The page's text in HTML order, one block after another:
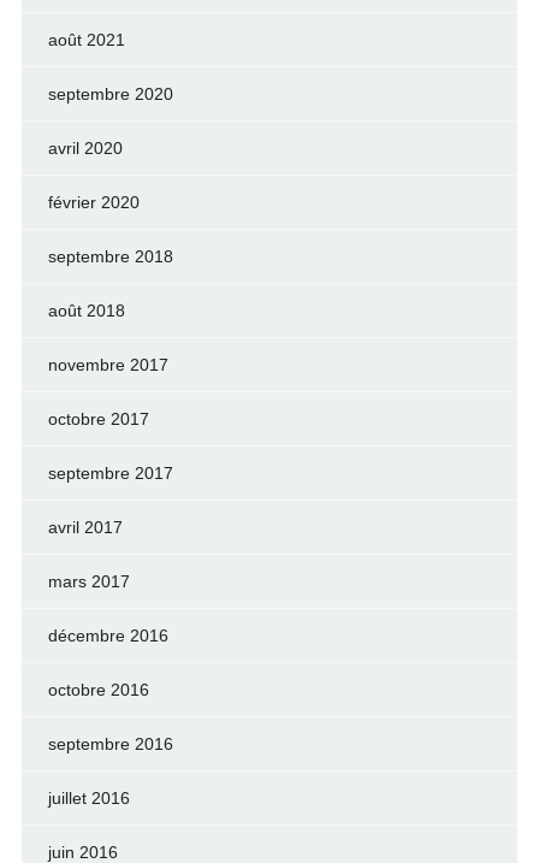
août 2021
septembre 2020
avril 2020
février 2020
septembre 2018
août 2018
novembre 2017
octobre 2017
septembre 2017
avril 2017
mars 2017
décembre 2016
octobre 2016
septembre 2016
juillet 2016
juin 2016